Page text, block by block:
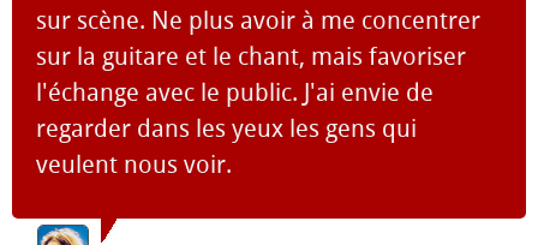
sur scène. Ne plus avoir à me concentrer
sur la guitare et le chant, mais favoriser
l'échange avec le public. J'ai envie de
regarder dans les yeux les gens qui
veulent nous voir.